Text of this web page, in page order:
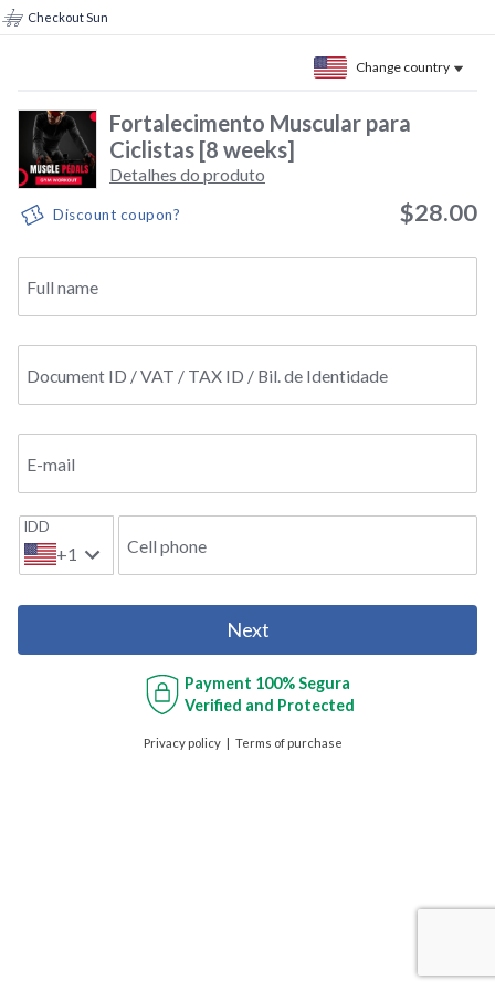
Checkout Sun
Change country
Fortalecimento Muscular para
Ciclistas [8 weeks]
Detalhes do produto
Discount coupon? $28.00
Full name
Document ID / VAT / TAX ID / Bil. de Identidade
E-mail
IDD
+1 Cell phone
Next
Payment 100% Segura
Verified and Protected
Privacy policy Terms of purchase